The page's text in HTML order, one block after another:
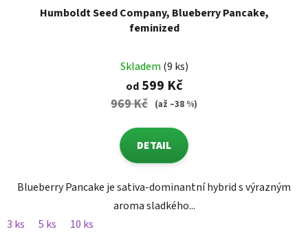
Humboldt Seed Company, Blueberry Pancake,
feminized
Skladem (9 ks)
od599 Kč
969 Kč (až –38 %)
DETAIL
Blueberry Pancake je sativa-dominantní hybrid s výrazným
aroma sladkého...
3 ks
5 ks 10 ks